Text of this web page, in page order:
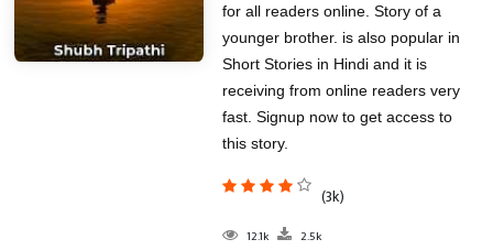
for all readers online. Story of a
younger brother. is also popular in
Short Stories in Hindi and it is
receiving from online readers very
fast. Signup now to get access to
this story.
(3k)
12.1k 2.5k